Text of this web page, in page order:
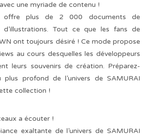
une myriade de contenu !
offre plus de 2 000 documents de
d’illustrations. Tout ce que les fans de
ont toujours désiré ! Ce mode propose
au cours desquelles les développeurs
leurs souvenirs de création. Préparez-
profond de l’univers de SAMURAI
collection !
a écouter !
exaltante de l’univers de SAMURAI